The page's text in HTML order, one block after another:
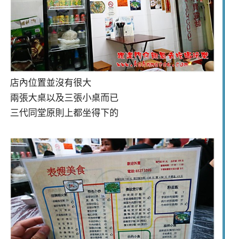
店內位置並沒有很大
兩張大桌以及三張小桌而已
三代同堂原則上都坐得下的